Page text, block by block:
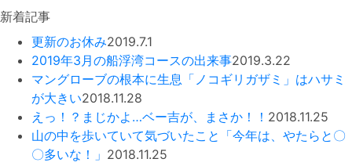
新着記事
更新のお休み2019.7.1
2019年3月の船浮湾コースの出来事2019.3.22
マングローブの根本に生息「ノコギリガザミ」はハサミ
が大きい2018.11.28
えっ！？まじかよ…ベー吉が、まさか！！ 2018.11.25
山の中を歩いていて気づいたこと「今年は、やたらと〇
〇多いな！」 2018.11.25